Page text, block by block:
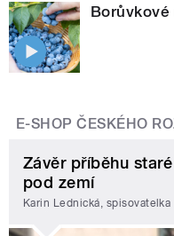
E-SHOP ČESKÉHO
Závěr příběhu
pod zemí
Karin Lednická, spisovatelka